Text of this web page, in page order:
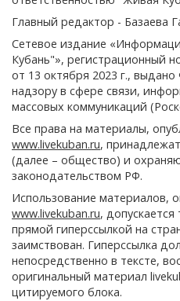
Главный редактор - Базаева
Сетевое издание
Кубань"»,
от 13 октября 2023 г.,
надзору в сфере связи,
массовых коммуникаций
Все права на материалы,
www.livekuban.ru,
(далее – общество) и
законодательством РФ.
Использование материалов,
www.livekuban.ru,
прямой гиперссылкой на
заимствован. Гиперссылка
непосредственно в тексте,
оригинальный материал
цитируемого блока.